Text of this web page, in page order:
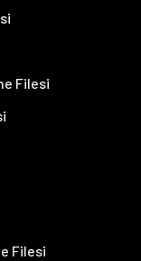
Filesi
Filesi